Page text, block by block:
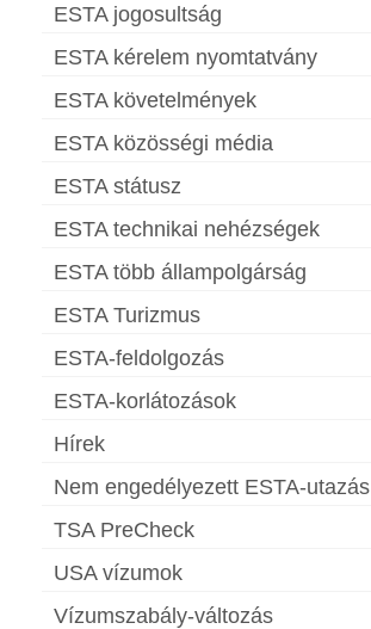
ESTA jogosultság
ESTA kérelem nyomtatvány
ESTA követelmények
ESTA közösségi média
ESTA státusz
ESTA technikai nehézségek
ESTA több állampolgárság
ESTA Turizmus
ESTA-feldolgozás
ESTA-korlátozások
Hírek
Nem engedélyezett ESTA-utazás
TSA PreCheck
USA vízumok
Vízumszabály-változás